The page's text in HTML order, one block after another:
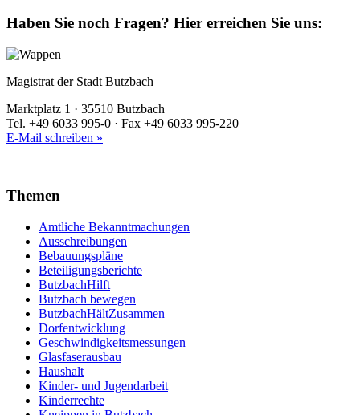
Haben Sie noch Fragen? Hier erreichen Sie uns:
Magistrat der Stadt Butzbach
Marktplatz 1 · 35510 Butzbach
Tel. +49 6033 995-0 · Fax +49 6033 995-220
E-Mail schreiben »
Themen
Amtliche Bekanntmachungen
Ausschreibungen
Bebauungspläne
Beteiligungsberichte
ButzbachHilft
Butzbach bewegen
ButzbachHältZusammen
Dorfentwicklung
Geschwindigkeitsmessungen
Glasfaserausbau
Haushalt
Kinder- und Jugendarbeit
Kinderrechte